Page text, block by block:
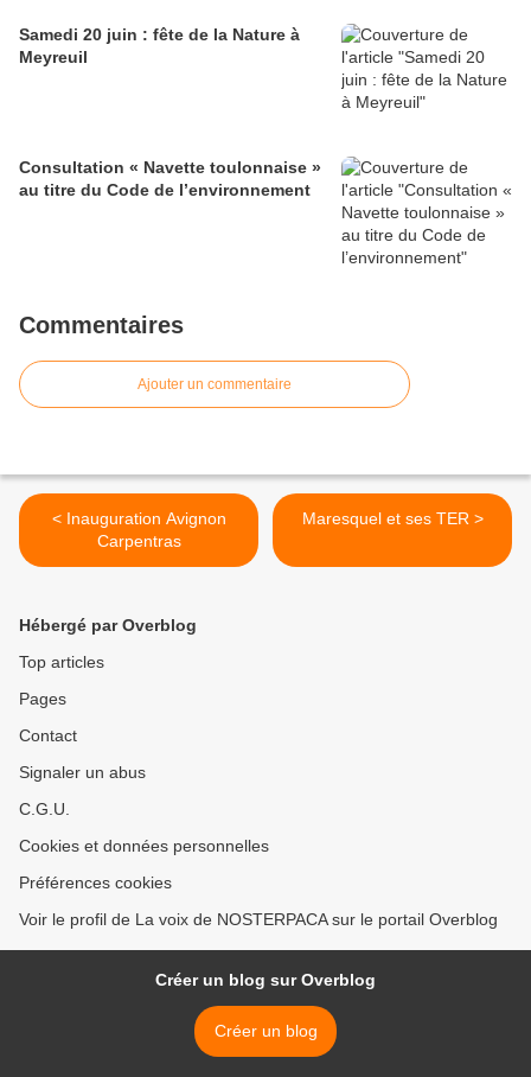
Samedi 20 juin : fête de la Nature à
Meyreuil
Consultation « Navette toulonnaise »
au titre du Code de l’environnement
Commentaires
Ajouter un commentaire
< Inauguration Avignon
Carpentras
Maresquel et ses TER >
Hébergé par Overblog
Top articles
Pages
Contact
Signaler un abus
C.G.U.
Cookies et données personnelles
Préférences cookies
Voir le profil de La voix de NOSTERPACA sur le portail Overblog
Créer un blog sur Overblog
Créer un blog